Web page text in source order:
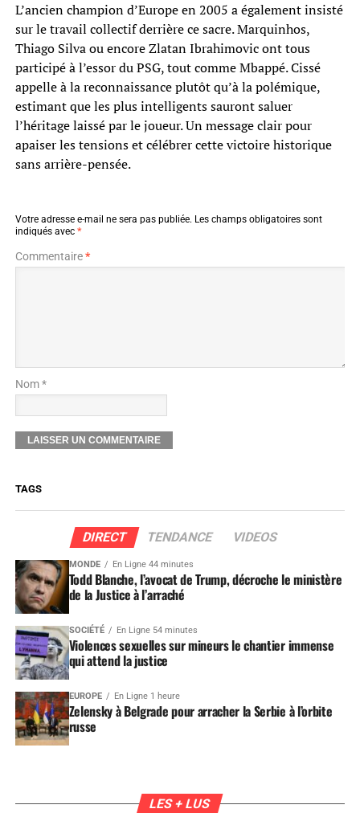
L’ancien champion d’Europe en 2005 a également insisté
sur le travail collectif derrière ce sacre. Marquinhos,
Thiago Silva ou encore Zlatan Ibrahimovic ont tous
participé à l’essor du PSG, tout comme Mbappé. Cissé
appelle à la reconnaissance plutôt qu’à la polémique,
estimant que les plus intelligents sauront saluer
l’héritage laissé par le joueur. Un message clair pour
apaiser les tensions et célébrer cette victoire historique
sans arrière-pensée.
Votre adresse e-mail ne sera pas publiée. Les champs obligatoires sont
indiqués avec *
Commentaire*
Nom *
TAGS
DIRECT TENDANCE VIDEOS
MONDE En Ligne 44 minutes
Todd Blanche, l’avocat de Trump, décroche le ministère
de la Justice à l’arraché
SOCIÉTÉ En Ligne 54 minutes
Violences sexuelles sur mineurs le chantier immense
qui attend la justice
EUROPE En Ligne 1 heure
Zelensky à Belgrade pour arracher la Serbie à l’orbite
russe
LES + LUS